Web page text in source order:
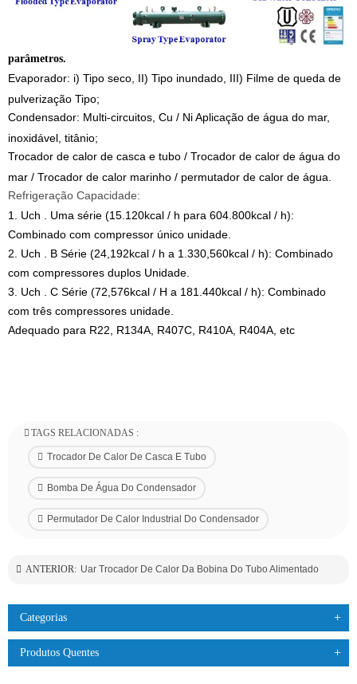
parâmetros.
Evaporador: i) Tipo seco, II) Tipo inundado, III) Filme de queda de
pulverização Tipo;
Condensador: Multi-circuitos, Cu / Ni Aplicação de água do mar,
inoxidável, titânio;
Trocador de calor de casca e tubo / Trocador de calor de água do
mar / Trocador de calor marinho / permutador de calor de água.
Refrigeração Capacidade:
1. Uch . Uma série (15.120kcal / h para 604.800kcal / h):
Combinado com compressor único unidade.
2. Uch . B Série (24,192kcal / h a 1.330,560kcal / h): Combinado
com compressores duplos Unidade.
3. Uch . C Série (72,576kcal / H a 181.440kcal / h): Combinado
com três compressores unidade.
Adequado para R22, R134A, R407C, R410A, R404A, etc
TAGS RELACIONADAS :
Trocador De Calor De Casca E Tubo
Bomba De Água Do Condensador
Permutador De Calor Industrial Do Condensador
ANTERIOR: Uar Trocador De Calor Da Bobina Do Tubo Alimentado
Categorias
Produtos Quentes